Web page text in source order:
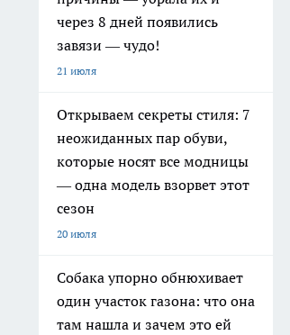
через 8 дней появились
завязи — чудо!
21 июля
Открываем секреты стиля: 7
неожиданных пар обуви,
которые носят все модницы
— одна модель взорвет этот
сезон
20 июля
Собака упорно обнюхивает
один участок газона: что она
там нашла и зачем это ей